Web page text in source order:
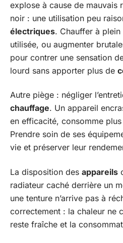
explose à cause de mauvais
noir : une utilisation peu
électriques. Chauffer à
utilisée, ou augmenter
pour contrer une sensation
lourd sans apporter plus de
Autre piège : négliger
chauffage. Un appareil
en efficacité, consomme plus
Prendre soin de ses
vie et préserver leur
La disposition des appareils
radiateur caché derrière un
une tenture n’arrive pas à
correctement : la chaleur ne
reste fraîche et la